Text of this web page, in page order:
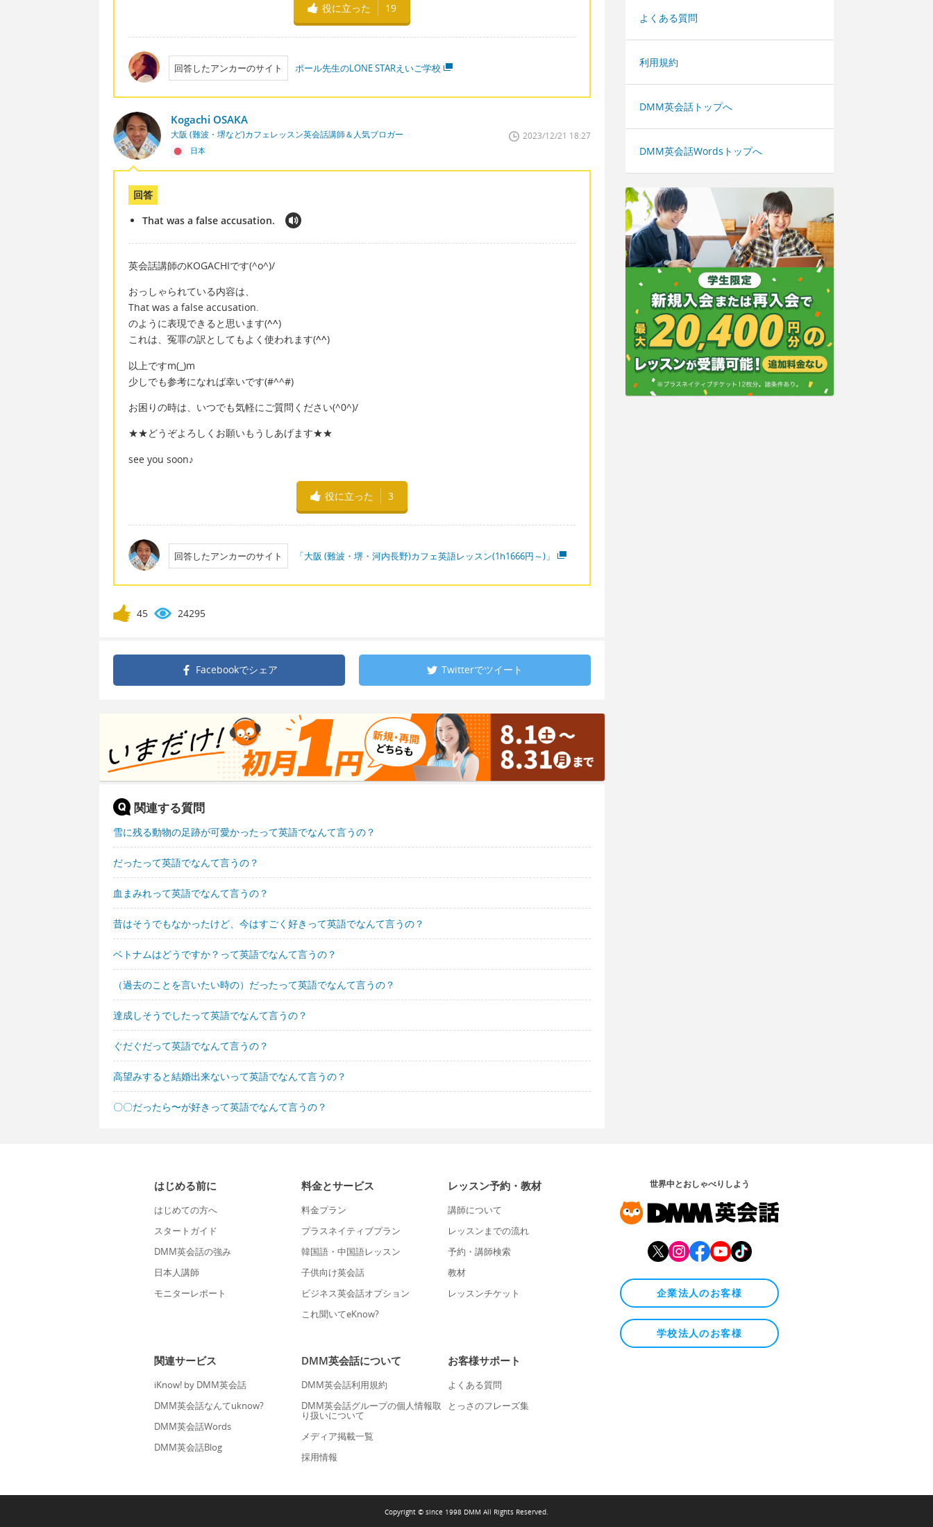
役に立った 19
回答したアンカーのサイト ポール先生のLONE STARえいご学校
Kogachi OSAKA
大阪 (難波・堺など)カフェレッスン英会話講師＆人気ブロガー
日本
2023/12/21 18:27
回答
That was a false accusation.
英会話講師のKOGACHIです(^o^)/
おっしゃられている内容は、
That was a false accusation.
のように表現できると思います(^^)
これは、冤罪の訳としてもよく使われます(^^)
以上ですm(_)m
少しでも参考になれば幸いです(#^^#)
お困りの時は、いつでも気軽にご質問ください(^0^)/
★★どうぞよろしくお願いもうしあげます★★
see you soon♪
役に立った 3
回答したアンカーのサイト 「大阪 (難波・堺・河内長野)カフェ英語レッスン(1h1666円～)」
45 24295
Facebookでシェア Twitterでツイート
関連する質問
雪に残る動物の足跡が可愛かったって英語でなんて言うの？
だったって英語でなんて言うの？
血まみれって英語でなんて言うの？
昔はそうでもなかったけど、今はすごく好きって英語でなんて言うの？
ベトナムはどうですか？って英語でなんて言うの？
（過去のことを言いたい時の）だったって英語でなんて言うの？
達成しそうでしたって英語でなんて言うの？
ぐだぐだって英語でなんて言うの？
高望みすると結婚出来ないって英語でなんて言うの？
〇〇だったら〜が好きって英語でなんて言うの？
よくある質問
利用規約
DMM英会話トップへ
DMM英会話Wordsトップへ
はじめる前に
はじめての方へ
スタートガイド
DMM英会話の強み
日本人講師
モニターレポート
料金とサービス
料金プラン
プラスネイティブプラン
韓国語・中国語レッスン
子供向け英会話
ビジネス英会話オプション
これ聞いてeKnow?
レッスン予約・教材
講師について
レッスンまでの流れ
予約・講師検索
教材
レッスンチケット
関連サービス
iKnow! by DMM英会話
DMM英会話なんてuknow?
DMM英会話Words
DMM英会話Blog
DMM英会話について
DMM英会話利用規約
DMM英会話グループの個人情報取
り扱いについて
メディア掲載一覧
採用情報
お客様サポート
よくある質問
とっさのフレーズ集
世界中とおしゃべりしよう
企業法人のお客様
学校法人のお客様
Copyright © since 1998 DMM All Rights Reserved.